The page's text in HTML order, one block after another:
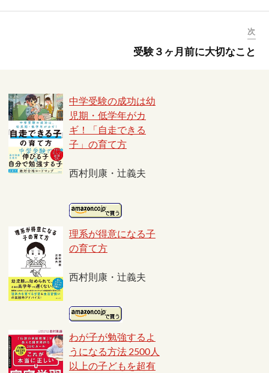
次
受験３ヶ月前に大切なこと
中学受験の成功は幼
児期・低学年がカ
ギ！「自走できる
子」の育て方
西村則康・辻義夫
理系が得意になる子
の育て方
西村則康・辻義夫
わが子が勉強するよ
うになる方法 2500人
以上の子どもを超有